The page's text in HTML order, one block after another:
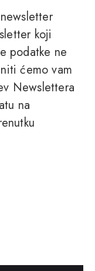
koji
podatke ne
ćemo vam
Newslettera
na